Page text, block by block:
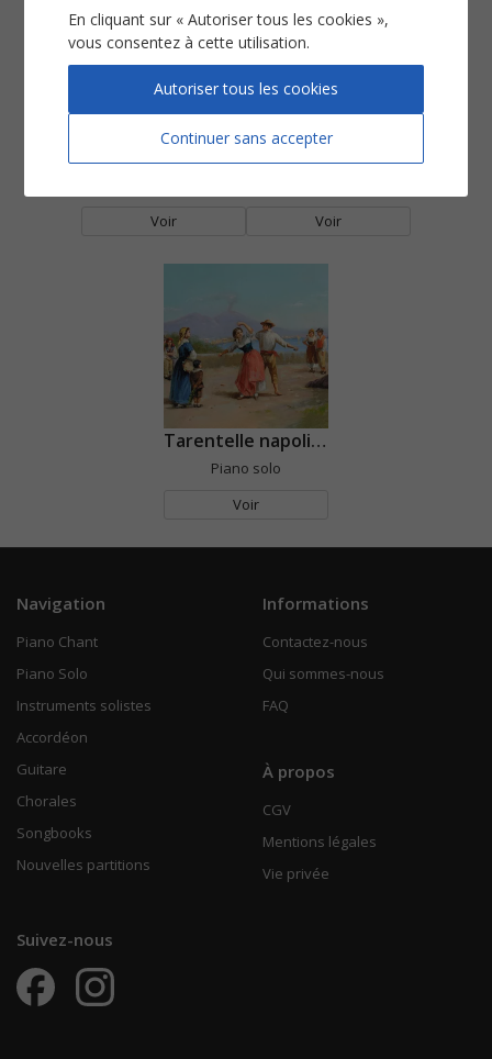
Tarentelle napolitaine
Voir
Tarentelle napolitaine
Voir
Tarentelle napolitaine
Piano solo
Voir
Navigation
Piano Chant
Piano Solo
Instruments solistes
Accordéon
Guitare
Chorales
Songbooks
Nouvelles partitions
Informations
Contactez-nous
Qui sommes-nous
FAQ
À propos
CGV
Mentions légales
Vie privée
Suivez-nous
En cliquant sur « Autoriser tous les cookies »,
vous consentez à cette utilisation.
Continuer sans accepter
Autoriser tous les cookies